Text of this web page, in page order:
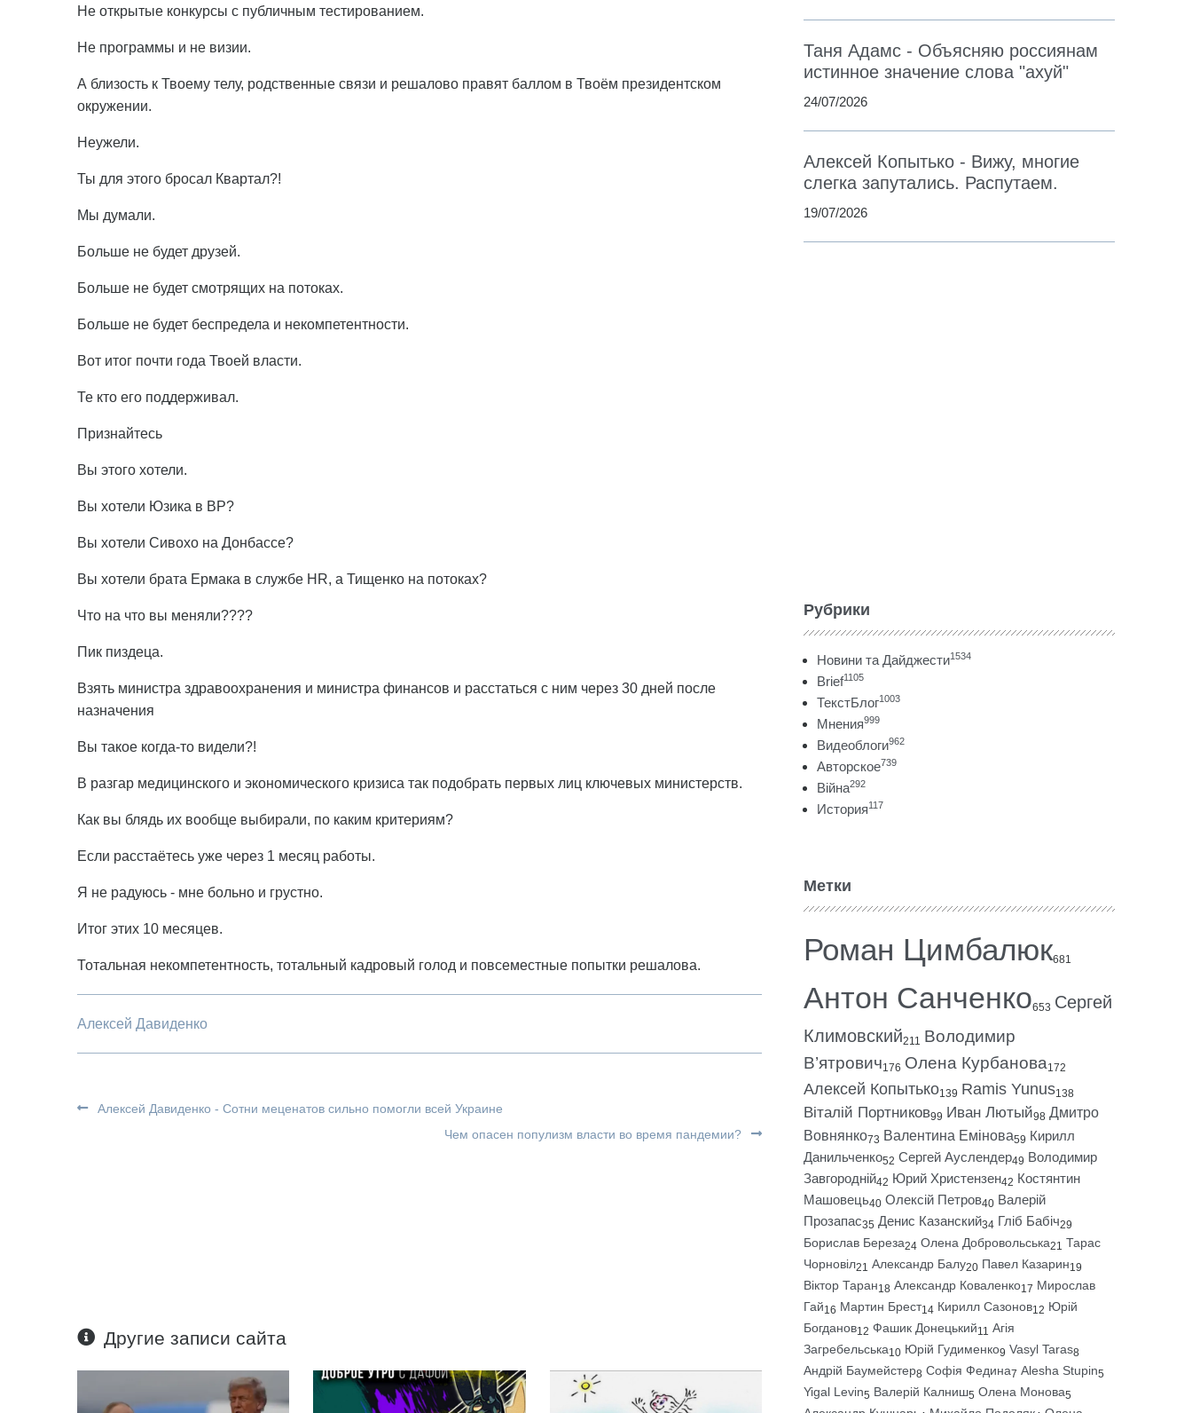
Не открытые конкурсы с публичным тестированием.
Не программы и не визии.
А близость к Твоему телу, родственные связи и решалово правят баллом в Твоём президентском
окружении.
Неужели.
Ты для этого бросал Квартал?!
Мы думали.
Больше не будет друзей.
Больше не будет смотрящих на потоках.
Больше не будет беспредела и некомпетентности.
Вот итог почти года Твоей власти.
Те кто его поддерживал.
Признайтесь
Вы этого хотели.
Вы хотели Юзика в ВР?
Вы хотели Сивохо на Донбассе?
Вы хотели брата Ермака в службе HR, а Тищенко на потоках?
Что на что вы меняли????
Пик пиздеца.
Взять министра здравоохранения и министра финансов и расстаться с ним через 30 дней после
назначения
Вы такое когда-то видели?!
В разгар медицинского и экономического кризиса так подобрать первых лиц ключевых министерств.
Как вы блядь их вообще выбирали, по каким критериям?
Если расстаётесь уже через 1 месяц работы.
Я не радуюсь - мне больно и грустно.
Итог этих 10 месяцев.
Тотальная некомпетентность, тотальный кадровый голод и повсеместные попытки решалова.
Алексей Давиденко
Алексей Давиденко - Сотни меценатов сильно помогли всей Украине
Чем опасен популизм власти во время пандемии?
Другие записи сайта
Таня Адамс - Объясняю россиянам
истинное значение слова "ахуй"
24/07/2026
Алексей Копытько - Вижу, многие
слегка запутались. Распутаем.
19/07/2026
Рубрики
Новини та Дайджести1534
Brief1105
ТекстБлог1003
Мнения999
Видеоблоги962
Авторское739
Війна292
История117
Метки
Роман Цимбалюк681
Антон Санченко653 Сергей
Климовский211 Володимир
В’ятрович176 Олена Курбанова172
Алексей Копытько139 Ramis Yunus138
Віталій Портников99 Иван Лютый98 Дмитро
Вовнянко73 Валентина Емінова59 Кирилл
Данильченко52 Сергей Ауслендер49 Володимир
Завгородній42 Юрий Христензен42 Костянтин
Машовець40 Олексій Петров40 Валерій
Прозапас35 Денис Казанский34 Гліб Бабіч29
Борислав Береза24 Олена Добровольська21 Тарас
Чорновіл21 Александр Балу20 Павел Казарин19
Віктор Таран18 Александр Коваленко17 Мирослав
Гай16 Мартин Брест14 Кирилл Сазонов12 Юрій
Богданов12 Фашик Донецький11 Агія
Загребельська10 Юрій Гудименко9 Vasyl Taras8
Андрій Баумейстер8 Софія Федина7 Alesha Stupin5
Yigal Levin5 Валерій Калниш5 Олена Монова5